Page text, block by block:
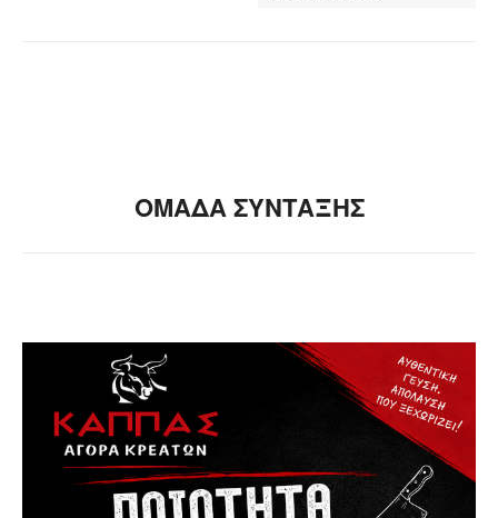
ΟΜΑΔΑ ΣΥΝΤΑΞΗΣ